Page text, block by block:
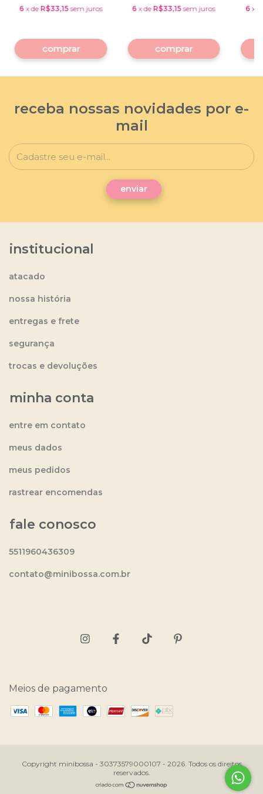
6 xde R$33,15 sem juros
comprar
6 xdeR$33,15 sem juros
comprar
6 x
receba nossas novidades por e-
mail
institucional
atacado
nossa história
entregas e frete
segurança
trocas e devoluções
minha conta
entre em contato
meus dados
meus pedidos
rastrear encomendas
fale conosco
5511960436309
contato@minibossa.com.br
Meios de pagamento
Copyright minibossa - 30373579000107 - 2026. Todos os direitos
reservados.